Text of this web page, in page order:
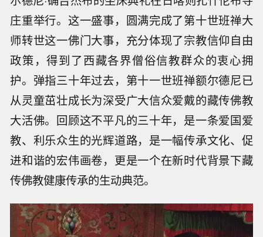
庄重举行。这一盛事，圆满完成了第十世班禅大
师转世这一佛门大事，充分体现了宗教信仰自由
政策，得到了西藏各界僧俗信教群众的衷心拥
护。弹指三十年过去，第十一世班禅额尔德尼已
从灵童茁壮成长为深受广大信众爱戴的藏传佛教
大活佛。回顾这不平凡的三十年，是一条爱国爱
教、利乐众生的光辉道路，是一幅传承文化、促
进和谐的宏伟画卷，更是一个在新时代背景下藏
传佛教健康传承的生动典范。